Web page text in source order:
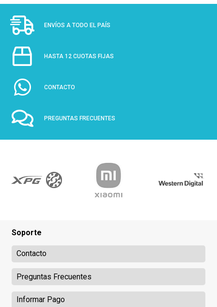
ENVÍOS A TODO EL PAÍS
HASTA 12 CUOTAS FIJAS
CONTACTO
PREGUNTAS FRECUENTES
Soporte
Contacto
Preguntas Frecuentes
Informar Pago